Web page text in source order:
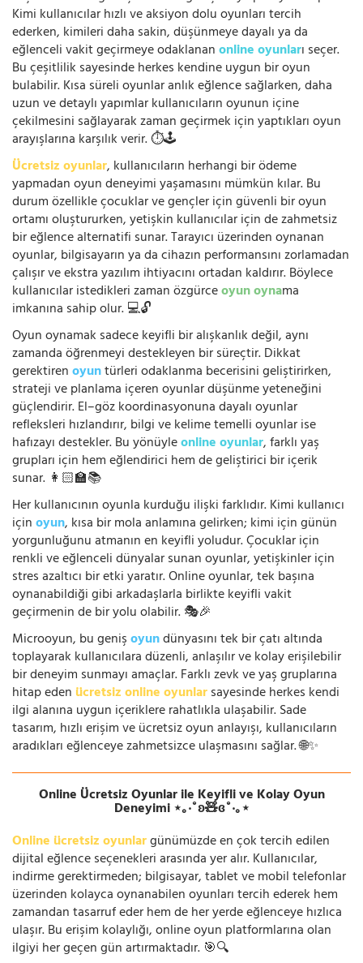
Kimi kullanıcılar hızlı ve aksiyon dolu oyunları tercih
ederken, kimileri daha sakin, düşünmeye dayalı ya da
eğlenceli vakit geçirmeye odaklananonline oyunları seçer.
Bu çeşitlilik sayesinde herkes kendine uygun bir oyun
bulabilir. Kısa süreli oyunlar anlık eğlence sağlarken, daha
uzun ve detaylı yapımlar kullanıcıların oyunun içine
çekilmesini sağlayarak zaman geçirmek için yaptıkları oyun
arayışlarına karşılık verir. ⏱️🕹️
Ücretsiz oyunlar, kullanıcıların herhangi bir ödeme
yapmadan oyun deneyimi yaşamasını mümkün kılar. Bu
durum özellikle çocuklar ve gençler için güvenli bir oyun
ortamı oluştururken, yetişkin kullanıcılar için de zahmetsiz
bir eğlence alternatifi sunar. Tarayıcı üzerinden oynanan
oyunlar, bilgisayarın ya da cihazın performansını zorlamadan
çalışır ve ekstra yazılım ihtiyacını ortadan kaldırır. Böylece
kullanıcılar istedikleri zaman özgürceoyun oynama
imkanına sahip olur. 💻🔓
Oyun oynamak sadece keyifli bir alışkanlık değil, aynı
zamanda öğrenmeyi destekleyen bir süreçtir. Dikkat
gerektirenoyuntürleri odaklanma becerisini geliştirirken,
strateji ve planlama içeren oyunlar düşünme yeteneğini
güçlendirir. El–göz koordinasyonuna dayalı oyunlar
refleksleri hızlandırır, bilgi ve kelime temelli oyunlar ise
hafızayı destekler. Bu yönüyleonline oyunlar, farklı yaş
grupları için hem eğlendirici hem de geliştirici bir içerik
sunar. 👩🏻‍🏫📚
Her kullanıcının oyunla kurduğu ilişki farklıdır. Kimi kullanıcı
içinoyun, kısa bir mola anlamına gelirken; kimi için günün
yorgunluğunu atmanın en keyifli yoludur. Çocuklar için
renkli ve eğlenceli dünyalar sunan oyunlar, yetişkinler için
stres azaltıcı bir etki yaratır. Online oyunlar, tek başına
oynanabildiği gibi arkadaşlarla birlikte keyifli vakit
geçirmenin de bir yolu olabilir. 🎭🎉
Microoyun, bu genişoyundünyasını tek bir çatı altında
toplayarak kullanıcılara düzenli, anlaşılır ve kolay erişilebilir
bir deneyim sunmayı amaçlar. Farklı zevk ve yaş gruplarına
hitap eden ücretsiz online oyunlarsayesinde herkes kendi
ilgi alanına uygun içeriklere rahatlıkla ulaşabilir. Sade
tasarım, hızlı erişim ve ücretsiz oyun anlayışı, kullanıcıların
aradıkları eğlenceye zahmetsizce ulaşmasını sağlar. 🌐✨
Online Ücretsiz Oyunlar ile Keyifli ve Kolay Oyun
Deneyimi ⋆｡‧˚ʚ🧸ɞ˚‧｡⋆
Online ücretsiz oyunlargünümüzde en çok tercih edilen
dijital eğlence seçenekleri arasında yer alır. Kullanıcılar,
indirme gerektirmeden; bilgisayar, tablet ve mobil telefonlar
üzerinden kolayca oynanabilen oyunları tercih ederek hem
zamandan tasarruf eder hem de her yerde eğlenceye hızlıca
ulaşır. Bu erişim kolaylığı, online oyun platformlarına olan
ilgiyi her geçen gün artırmaktadır. 🎯🔍